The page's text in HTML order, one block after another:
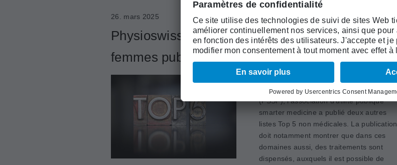
26. mars 2025
Physioswiss et la Fédération suisse des sages-
femmes publient une liste du top 5
En association avec Physioswiss et la
Fédération suisse des sages-femmes
(FSSF), l’association d’utilité publique
smarter medicine a publié deux autres
listes Top 5 non médicales. La publication
doit notamment montrer que dans ces
domaines aussi, des traitements sont
dispensés, auxquels il est possible de